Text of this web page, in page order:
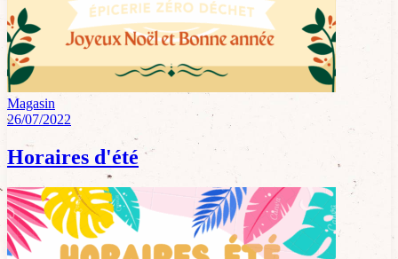
Magasin
26/07/2022
Horaires d'été